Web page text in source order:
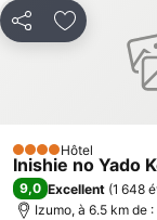
PartagerAjouter à
4 ÉtoilesHôtel
Inishie no Yado
9,0 Excellent (1 648
Izumo, à 6.5 km de